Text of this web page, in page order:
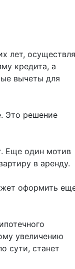
лет,
кредита, а
вычеты для
Это решение
Еще один мотив
в аренду.
оформить
увеличению
сути, станет